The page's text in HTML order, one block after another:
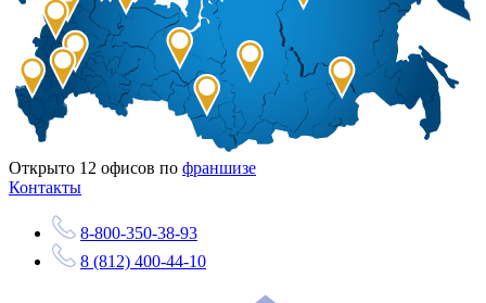
Открыто 12 офисов по франшизе
Контакты
8-800-350-38-93
8 (812) 400-44-10